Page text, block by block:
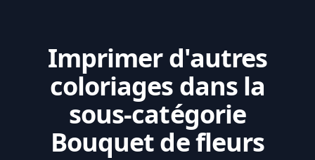
Imprimer d'autres
coloriages dans la
sous-catégorie
Bouquet de fleurs